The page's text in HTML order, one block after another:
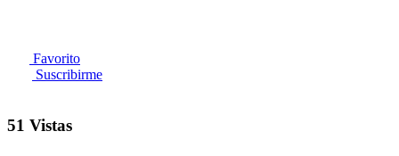
Favorito
Suscribirme
51 Vistas